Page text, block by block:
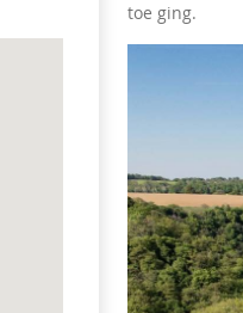
toe ging.